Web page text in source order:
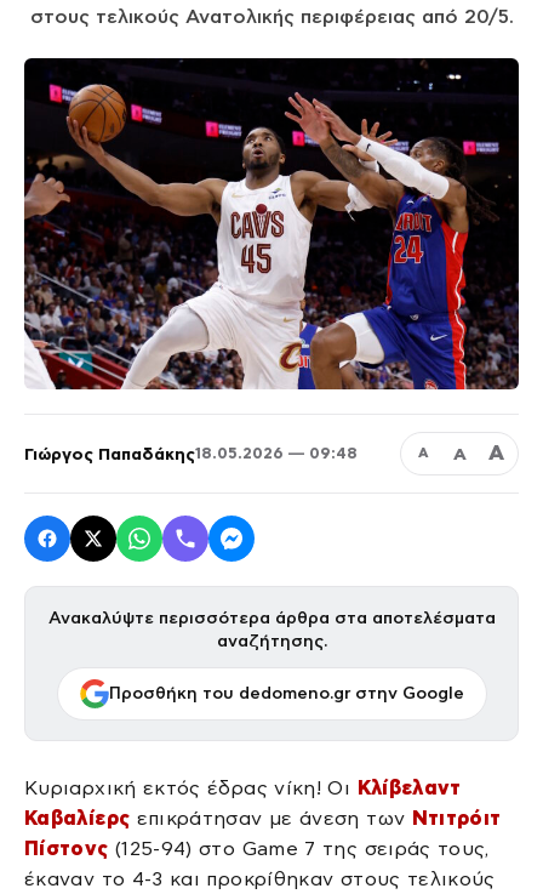
στους τελικούς Ανατολικής περιφέρειας από 20/5.
Γιώργος Παπαδάκης18.05.2026 — 09:48 Α Α Α
Ανακαλύψτε περισσότερα άρθρα στα αποτελέσματα
αναζήτησης.
Προσθήκη του dedomeno.gr στην Google
Κυριαρχική εκτός έδρας νίκη! Οι
Κλίβελαντ
Καβαλίερς επικράτησαν με άνεση των Ντιτρόιτ
Πίστονς (125-94) στο Game 7 της σειράς τους,
έκαναν το 4-3 και προκρίθηκαν στους τελικούς